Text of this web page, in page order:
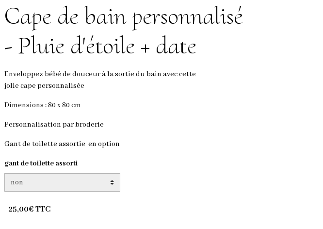
Cape de bain personnalisé
- Pluie d'étoile + date
Enveloppez bébé de douceur à la sortie du bain avec cette
jolie cape personnalisée
Dimensions : 80 x 80 cm
Personnalisation par broderie
Gant de toilette assortie en option
gant de toilette assorti
25,00€ TTC